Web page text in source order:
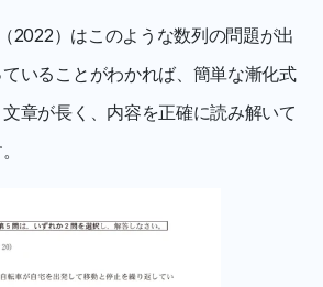
2022）はこのような数列の問題が出
いることがわかれば、簡単な漸化式
章が長く、内容を正確に読み解いて